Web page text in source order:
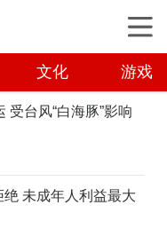
文化 游戏
台风“白海豚”影响
未成年人利益最大